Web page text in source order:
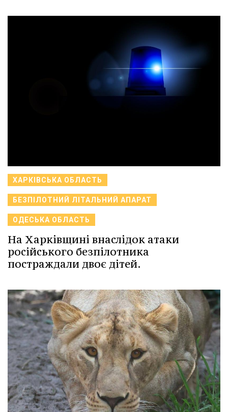
ХАРКІВСЬКА ОБЛАСТЬ
БЕЗПІЛОТНИЙ ЛІТАЛЬНИЙ АПАРАТ
ОДЕСЬКА ОБЛАСТЬ
На Харківщині внаслідок атаки
російського безпілотника
постраждали двоє дітей.